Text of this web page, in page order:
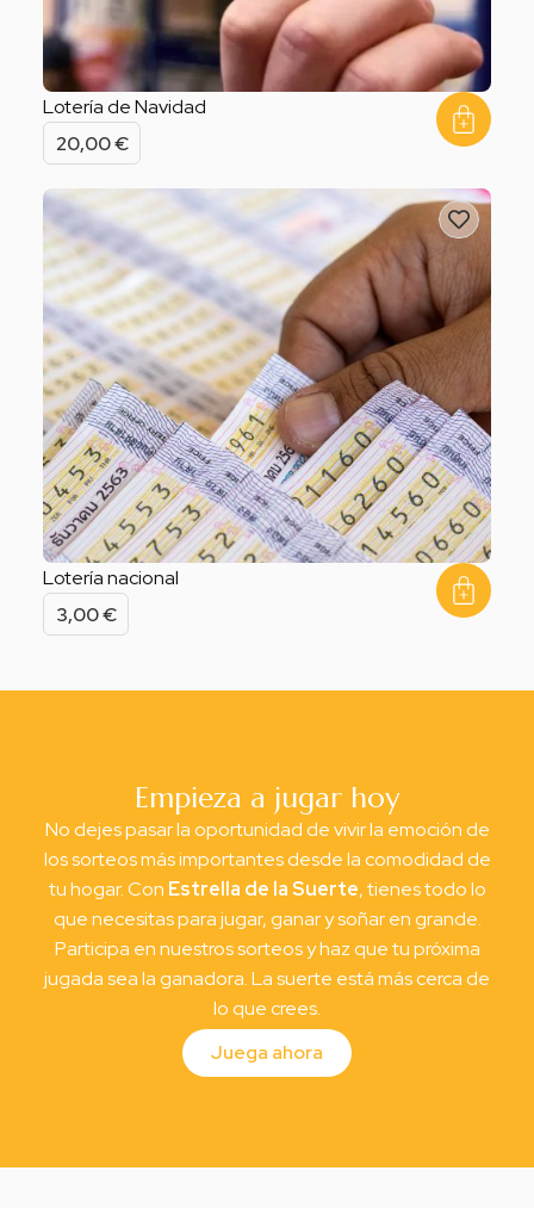
Lotería de Navidad
20,00€
Lotería nacional
3,00€
Empieza a jugar hoy
No dejes pasar la oportunidad de vivir la emoción de
los sorteos más importantes desde la comodidad de
tu hogar. Con Estrella de la Suerte, tienes todo lo
que necesitas para jugar, ganar y soñar en grande.
Participa en nuestros sorteos y haz que tu próxima
jugada sea la ganadora. La suerte está más cerca de
lo que crees.
Juega ahora